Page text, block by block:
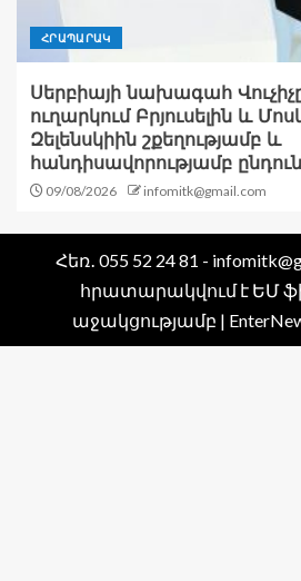
ՀՐԱՊԱՐԱԿ
Սերբիայի նախագահ
ուղարկում Բրյուսելին և
Զելենսկիին շքեղությամբ և
հանդիսավորությամբ
09/08/2026 infomitk@gmail.com
Հեռ․ 055 52 24 81 -
հրատարակվում է ԵՄ
աջակցությամբ |